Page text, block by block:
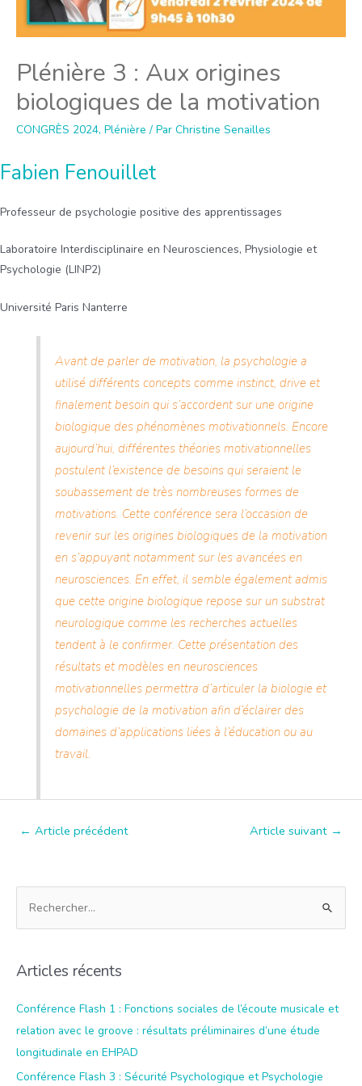
Plénière 3 : Aux origines
biologiques de la motivation
CONGRÈS 2024, Plénière / Par Christine Senailles
Fabien Fenouillet
Professeur de psychologie positive des apprentissages
Laboratoire Interdisciplinaire en Neurosciences, Physiologie et
Psychologie (LINP2)
Université Paris Nanterre
Avant de parler de motivation, la psychologie a
utilisé différents concepts comme instinct, drive et
finalement besoin qui s’accordent sur une origine
biologique des phénomènes motivationnels. Encore
aujourd’hui, différentes théories motivationnelles
postulent l’existence de besoins qui seraient le
soubassement de très nombreuses formes de
motivations. Cette conférence sera l’occasion de
revenir sur les origines biologiques de la motivation
en s’appuyant notamment sur les avancées en
neurosciences. En effet, il semble également admis
que cette origine biologique repose sur un substrat
neurologique comme les recherches actuelles
tendent à le confirmer. Cette présentation des
résultats et modèles en neurosciences
motivationnelles permettra d’articuler la biologie et
psychologie de la motivation afin d’éclairer des
domaines d’applications liées à l’éducation ou au
travail.
Navigation
← Article précédent Article suivant →
h
r
c
h
e
Articles récents
Conférence Flash 1 : Fonctions sociales de l’écoute musicale et
relation avec le groove : résultats préliminaires d’une étude
longitudinale en EHPAD
Conférence Flash 3 : Sécurité Psychologique et Psychologie